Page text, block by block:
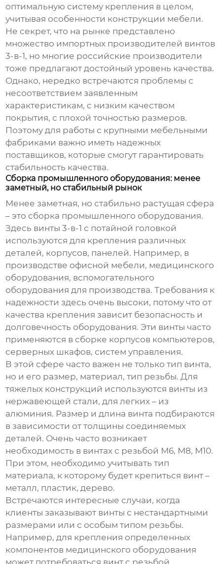
оптимальную систему крепления в целом,
учитывая особенности конструкции мебели.
Не секрет, что на рынке представлено
множество импортных производителей винтов
3-в-1, но многие российские производители
тоже предлагают достойный уровень качества.
Однако, нередко встречаются проблемы с
несоответствием заявленным
характеристикам, с низким качеством
покрытия, с плохой точностью размеров.
Поэтому для работы с крупными мебельными
фабриками важно иметь надежных
поставщиков, которые смогут гарантировать
стабильность качества.
Сборка промышленного оборудования: менее
заметный, но стабильный рынок
Менее заметная, но стабильно растущая сфера
– это сборка промышленного оборудования.
Здесь винты 3-в-1 с потайной головкой
используются для крепления различных
деталей, корпусов, панелей. Например, в
производстве офисной мебели, медицинского
оборудования, вспомогательного
оборудования для производства. Требования к
надежности здесь очень высоки, потому что от
качества крепления зависит безопасность и
долговечность оборудования. Эти винты часто
применяются в сборке корпусов компьютеров,
серверных шкафов, систем управления.
В этой сфере часто важен не только тип винта,
но и его размер, материал, тип резьбы. Для
тяжелых конструкций используются винты из
нержавеющей стали, для легких – из
алюминия. Размер и длина винта подбираются
в зависимости от толщины соединяемых
деталей. Очень часто возникает
необходимость в винтах с резьбой М6, М8, М10.
При этом, необходимо учитывать тип
материала, к которому будет крепиться винт –
металл, пластик, дерево.
Встречаются интересные случаи, когда
клиенты заказывают винты с нестандартными
размерами или с особым типом резьбы.
Например, для крепления определенных
компонентов медицинского оборудования